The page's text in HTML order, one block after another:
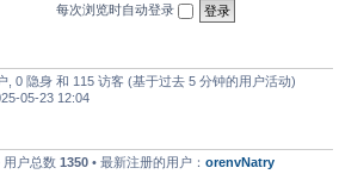
每次浏览时自动登录
, 0 隐身 和 115 访客 (基于过去 5 分钟的用户活动)
05-23 12:04
用户总数 1350 • 最新注册的用户： orenvNatry